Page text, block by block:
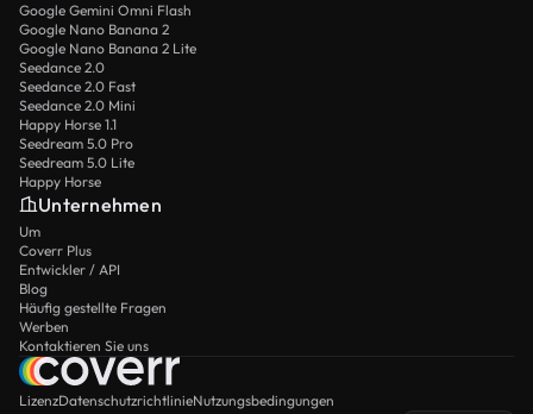
Google Gemini Omni Flash
Google Nano Banana 2
Google Nano Banana 2 Lite
Seedance 2.0
Seedance 2.0 Fast
Seedance 2.0 Mini
Happy Horse 1.1
Seedream 5.0 Pro
Seedream 5.0 Lite
Happy Horse
Unternehmen
Um
Coverr Plus
Entwickler / API
Blog
Häufig gestellte Fragen
Werben
Kontaktieren Sie uns
LizenzDatenschutzrichtlinieNutzungsbedingungen